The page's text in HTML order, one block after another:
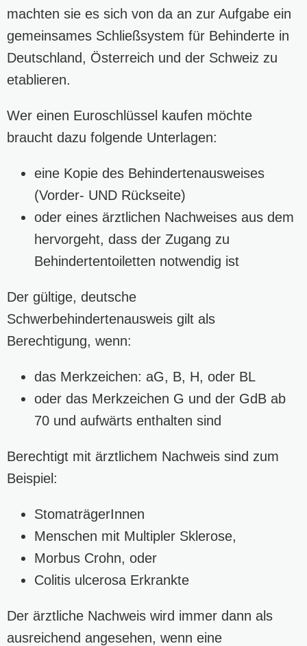
machten sie es sich von da an zur Aufgabe ein
gemeinsames Schließsystem für Behinderte in
Deutschland, Österreich und der Schweiz zu
etablieren.
Wer einen Euroschlüssel kaufen möchte
braucht dazu folgende Unterlagen:
eine Kopie des Behindertenausweises
(Vorder- UND Rückseite)
oder eines ärztlichen Nachweises aus dem
hervorgeht, dass der Zugang zu
Behindertentoiletten notwendig ist
Der gültige, deutsche
Schwerbehindertenausweis gilt als
Berechtigung, wenn:
das Merkzeichen: aG, B, H, oder BL
oder das Merkzeichen G und der GdB ab
70 und aufwärts enthalten sind
Berechtigt mit ärztlichem Nachweis sind zum
Beispiel:
StomaträgerInnen
Menschen mit Multipler Sklerose,
Morbus Crohn, oder
Colitis ulcerosa Erkrankte
Der ärztliche Nachweis wird immer dann als
ausreichend angesehen, wenn eine